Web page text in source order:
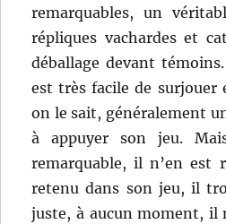
remarquables, un
répliques vachardes et
déballage devant
est très facile de surjouer
on le sait, généralement
à appuyer son jeu.
remarquable, il n’en
retenu dans son jeu, il
juste, à aucun moment, il